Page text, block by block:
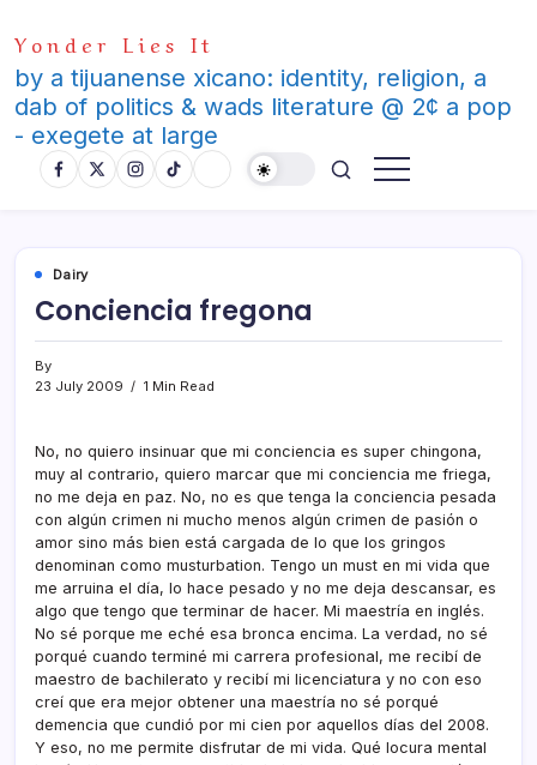
to
content
Yonder Lies It
by a tijuanense xicano: identity, religion, a
dab of politics & wads literature @ 2¢ a pop
- exegete at large
Dairy
Conciencia fregona
By
23 July 2009
1 Min Read
No, no quiero insinuar que mi conciencia es super chingona,
muy al contrario, quiero marcar que mi conciencia me friega,
no me deja en paz. No, no es que tenga la conciencia pesada
con algún crimen ni mucho menos algún crimen de pasión o
amor sino más bien está cargada de lo que los gringos
denominan como musturbation. Tengo un must en mi vida que
me arruina el dí­a, lo hace pesado y no me deja descansar, es
algo que tengo que terminar de hacer. Mi maestrí­a en inglés.
No sé porque me eché esa bronca encima. La verdad, no sé
porqué cuando terminé mi carrera profesional, me recibí­ de
maestro de bachilerato y recibí­ mi licenciatura y no con eso
creí­ que era mejor obtener una maestrí­a no sé porqué
demencia que cundió por mi cien por aquellos dí­as del 2008.
Y eso, no me permite disfrutar de mi vida. Qué locura mental